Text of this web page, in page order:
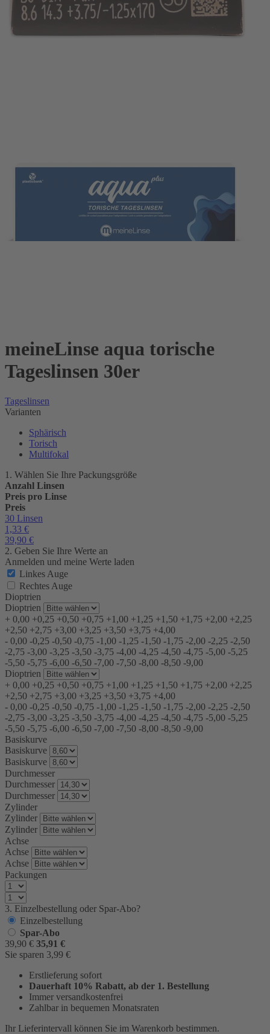
meineLinse aqua torische
Tageslinsen 30er
Tageslinsen
Varianten
Sphärisch
Torisch
Multifokal
1. Wählen Sie Ihre Packungsgröße
Anzahl Linsen
Preis pro Linse
Preis
30 Linsen
1,33 €
39,90 €
2. Geben Sie Ihre Werte an
Anmelden und meine Werte laden
Linkes Auge
Rechtes Auge
Dioptrien
Dioptrien
+ 0,00 +0,25 +0,50 +0,75 +1,00 +1,25 +1,50 +1,75 +2,00 +2,25
+2,50 +2,75 +3,00 +3,25 +3,50 +3,75 +4,00
- 0,00 -0,25 -0,50 -0,75 -1,00 -1,25 -1,50 -1,75 -2,00 -2,25 -2,50
-2,75 -3,00 -3,25 -3,50 -3,75 -4,00 -4,25 -4,50 -4,75 -5,00 -5,25
-5,50 -5,75 -6,00 -6,50 -7,00 -7,50 -8,00 -8,50 -9,00
Dioptrien
+ 0,00 +0,25 +0,50 +0,75 +1,00 +1,25 +1,50 +1,75 +2,00 +2,25
+2,50 +2,75 +3,00 +3,25 +3,50 +3,75 +4,00
- 0,00 -0,25 -0,50 -0,75 -1,00 -1,25 -1,50 -1,75 -2,00 -2,25 -2,50
-2,75 -3,00 -3,25 -3,50 -3,75 -4,00 -4,25 -4,50 -4,75 -5,00 -5,25
-5,50 -5,75 -6,00 -6,50 -7,00 -7,50 -8,00 -8,50 -9,00
Basiskurve
Basiskurve
Basiskurve
Durchmesser
Durchmesser
Durchmesser
Zylinder
Zylinder
Zylinder
Achse
Achse
Achse
Packungen
3. Einzelbestellung oder Spar-Abo?
Einzelbestellung
Spar-Abo
39,90 € 35,91 €
Sie sparen 3,99 €
Erstlieferung sofort
Dauerhaft 10% Rabatt, ab der 1. Bestellung
Immer versandkostenfrei
Zahlbar in bequemen Monatsraten
Ihr Lieferintervall können Sie im Warenkorb bestimmen.